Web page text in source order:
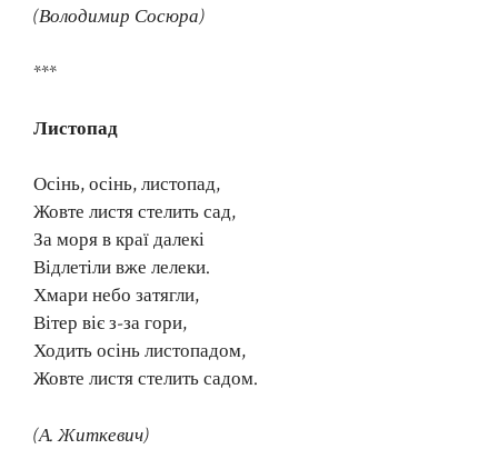
(Володимир Сосюра)
***
Листопад
Осінь, осінь, листопад,
Жовте листя стелить сад,
За моря в краї далекі
Відлетіли вже лелеки.
Хмари небо затягли,
Вітер віє з-за гори,
Ходить осінь листопадом,
Жовте листя стелить садом.
(А. Житкевич)